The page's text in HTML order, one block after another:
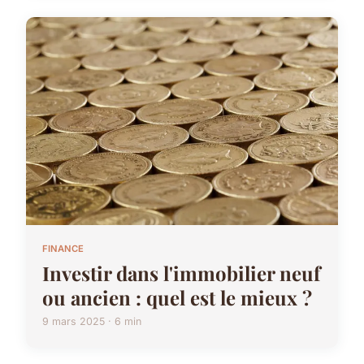
FINANCE
Investir dans l'immobilier neuf
ou ancien : quel est le mieux ?
9 mars 2025 · 6 min